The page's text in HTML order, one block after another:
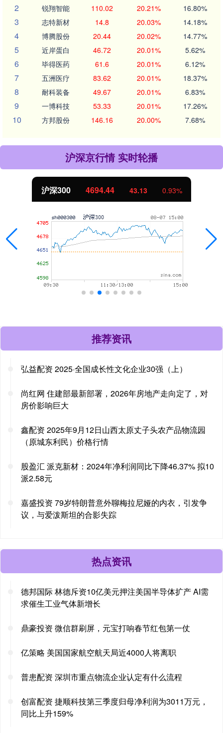
2 锐翔智能 110.02 20.21% 16.80%
3 志特新材 14.8 20.03% 14.18%
4 博腾股份 20.44 20.02% 14.77%
5 近岸蛋白 46.72 20.01% 5.62%
6 毕得医药 61.6 20.01% 6.12%
7 五洲医疗 83.62 20.01% 18.37%
8 耐科装备 49.67 20.01% 6.83%
9 一博科技 53.33 20.01% 17.26%
10 方邦股份 146.16 20.00% 7.68%
沪深京行情 实时轮播
沪深300 4694.44 43.13 0.93%
推荐资讯
弘益配资 2025·全国成长性文化企业30强（上）
尚红网 住建部最新部署，2026年房地产走向定了，对
房价影响巨大
鑫配资 2025年9月12日山西太原丈子头农产品物流园
（原城东利民）价格行情
股盈汇 派克新材：2024年净利润同比下降46.37% 拟10
派2.58元
嘉盛投资 79岁特朗普意外聊梅拉尼娅的内衣，引发争
议，与爱泼斯坦的合影失踪
热点资讯
德邦国际 林德斥资10亿美元押注美国半导体扩产 AI需
求催生工业气体新增长
鼎豪投资 微信群刷屏，元宝打响春节红包第一仗
亿策略 美国国家航空航天局近4000人将离职
普患配资 深圳市重点物流企业认定有什么流程
创富配资 捷顺科技第三季度归母净利润为3011万元，
同比上升159%